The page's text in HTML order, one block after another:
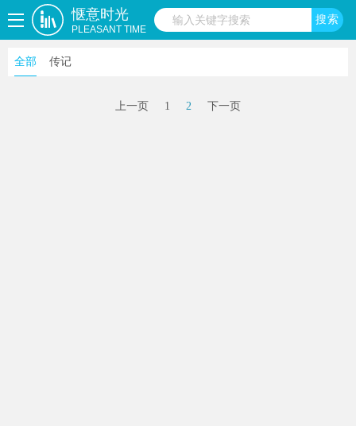
惬意时光
PLEASANT TIME
全部 传记
上一页 1 2 下一页